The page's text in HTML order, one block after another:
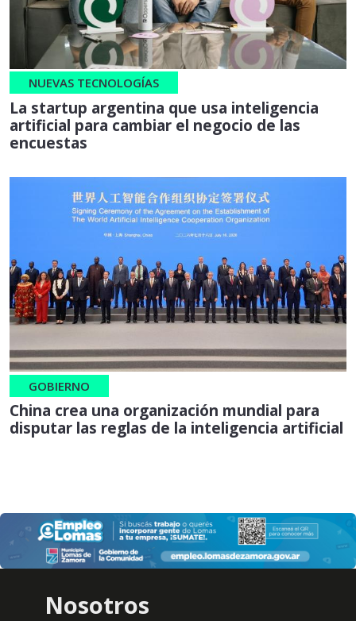
NUEVAS TECNOLOGÍAS
La startup argentina que usa inteligencia
artificial para cambiar el negocio de las
encuestas
GOBIERNO
China crea una organización mundial para
disputar las reglas de la inteligencia artificial
Nosotros